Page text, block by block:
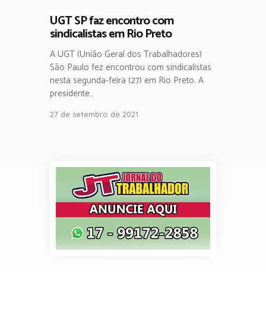
UGT SP faz encontro com
sindicalistas em Rio Preto
A UGT (União Geral dos Trabalhadores)
São Paulo fez encontrou com sindicalistas
nesta segunda-feira (27) em Rio Preto. A
presidente…
27 de setembro de 2021